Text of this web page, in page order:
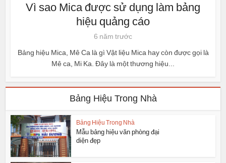
Vì sao Mica được sử dụng làm bảng
hiệu quảng cáo
6 năm trước
Bảng hiệu Mica, Mê Ca là gì Vật liệu Mica hay còn được gọi là
Mê ca, Mi Ka. Đây là một thương hiệu...
Bảng Hiệu Trong Nhà
Bảng Hiệu Trong Nhà
Mẫu bảng hiệu văn phòng đại
diện đẹp